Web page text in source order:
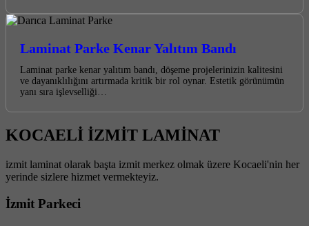
Laminat Parke Kenar Yalıtım Bandı
Laminat parke kenar yalıtım bandı, döşeme projelerinizin kalitesini
ve dayanıklılığını artırmada kritik bir rol oynar. Estetik görünümün
yanı sıra işlevselliği…
KOCAELİ İZMİT LAMİNAT
izmit laminat olarak başta izmit merkez olmak üzere Kocaeli'nin her
yerinde sizlere hizmet vermekteyiz.
İzmit Parkeci